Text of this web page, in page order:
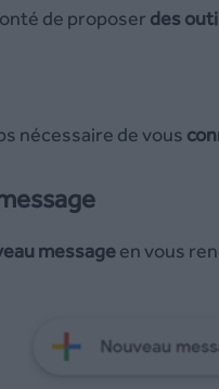
de proposer des
nécessaire de vous
messageen vous